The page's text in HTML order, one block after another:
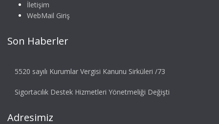
İletişim
WebMail Giriş
Son Haberler
5520 sayılı Kurumlar Vergisi Kanunu Sirküleri /73
Sigortacılık Destek Hizmetleri Yönetmeliği Değişti
Adresimiz